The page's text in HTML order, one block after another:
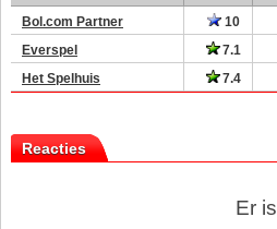
Bol.com Partner 10
Everspel
7.1
Het Spelhuis
7.4
Reacties
Er